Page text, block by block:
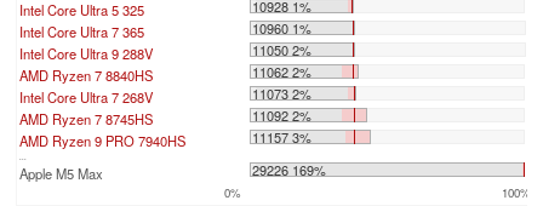
Intel Core Ultra 5 325
10928 1%
Intel Core Ultra 7 365
10960 1%
Intel Core Ultra 9 288V
11050 2%
AMD Ryzen 7 8840HS
11062 2%
Intel Core Ultra 7 268V
11073 2%
AMD Ryzen 7 8745HS
11092 2%
AMD Ryzen 9 PRO 7940HS
11157 3%
...
Apple M5 Max 29226 169%
0% 100%